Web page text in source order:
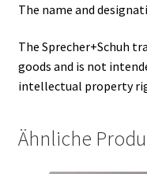
The name and
The Sprecher+Schuh
goods and is not
intellectual property
Ähnliche